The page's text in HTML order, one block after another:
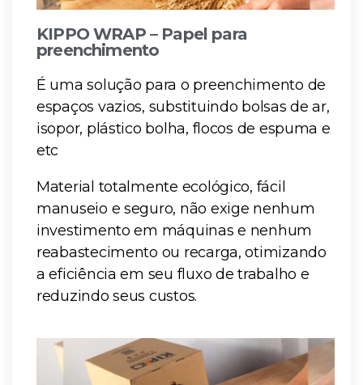
KIPPO WRAP – Papel para
preenchimento
É uma solução para o preenchimento de
espaços vazios, substituindo bolsas de ar,
isopor, plástico bolha, flocos de espuma e
etc
Material totalmente ecológico, fácil
manuseio e seguro, não exige nenhum
investimento em máquinas e nenhum
reabastecimento ou recarga, otimizando
a eficiência em seu fluxo de trabalho e
reduzindo seus custos.